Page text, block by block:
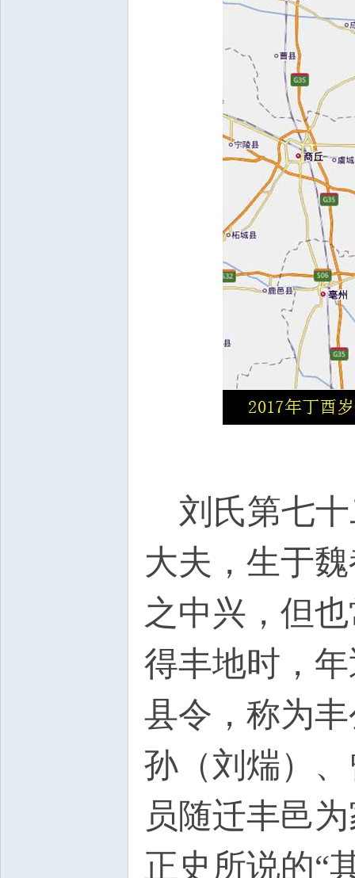
刘氏第七十
大夫，生于
之中兴，但
得丰地时，
县令，称为
孙（刘煓）
员随迁丰邑
正史所说的“